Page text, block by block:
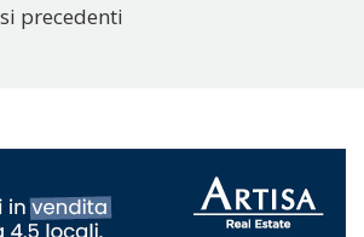
precedenti